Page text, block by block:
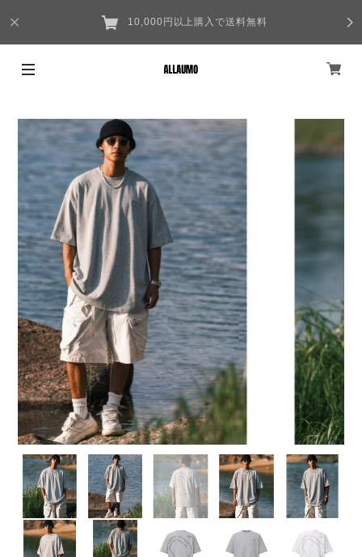
10,000円以上購入で送料無料